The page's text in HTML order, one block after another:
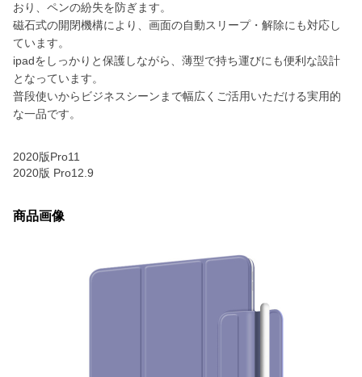
おり、ペンの紛失を防ぎます。
磁石式の開閉機構により、画面の自動スリープ・解除にも対応し
ています。
ipadをしっかりと保護しながら、薄型で持ち運びにも便利な設計
となっています。
普段使いからビジネスシーンまで幅広くご活用いただける実用的
な一品です。
2020版Pro11
2020版 Pro12.9
商品画像